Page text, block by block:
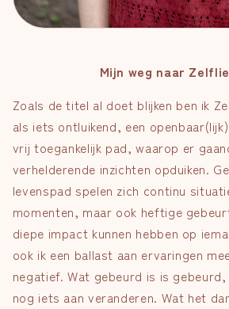
Mijn weg naar
Zoals de titel al doet blijken ben ik
als iets ontluikend, een
vrij toegankelijk pad,waarop er
verhelderende inzichten opduiken.
levenspad spelen zich continu
momenten, maar ook heftige
diepe impact kunnen hebben op
ook ik een ballast aan ervaringen
negatief. Wat gebeurd is is gebeurd,
nog iets aan veranderen. Wat het